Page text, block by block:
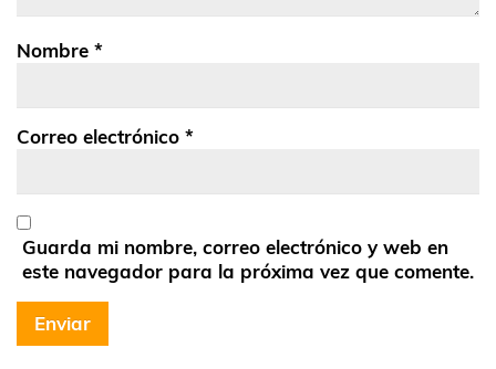
Nombre *
Correo electrónico *
Guarda mi nombre, correo electrónico y web en
este navegador para la próxima vez que comente.